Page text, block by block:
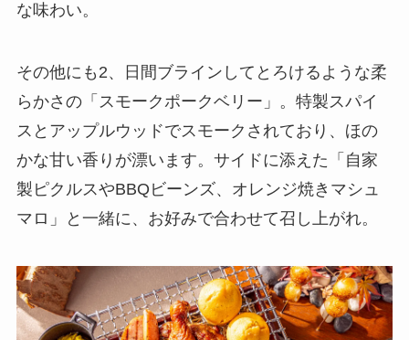
な味わい。
その他にも2、日間ブラインしてとろけるような柔
らかさの「スモークポークベリー」。特製スパイ
スとアップルウッドでスモークされており、ほの
かな甘い香りが漂います。サイドに添えた「自家
製ピクルスやBBQビーンズ、オレンジ焼きマシュ
マロ」と一緒に、お好みで合わせて召し上がれ。